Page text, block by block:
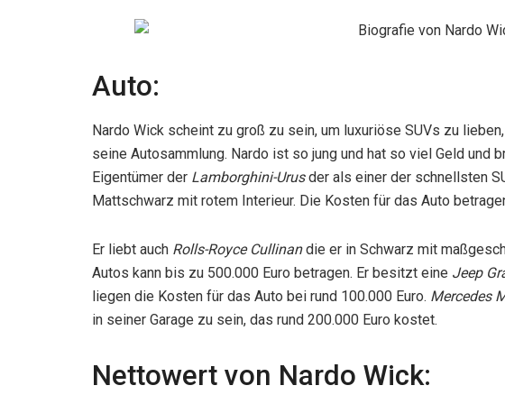
Auto:
Nardo Wick scheint zu groß zu sein, um luxuriöse SUVs zu
seine Autosammlung. Nardo ist so jung und hat so viel Geld und
Eigentümer der Lamborghini-Urusder als einer der schnellsten
Mattschwarz mit rotem Interieur. Die Kosten für das Auto
Er liebt auch Rolls-Royce Cullinandie er in Schwarz mit
Autos kann bis zu 500.000 Euro betragen. Er besitzt eine Jeep
liegen die Kosten für das Auto bei rund 100.000 Euro. Mercedes
in seiner Garage zu sein, das rund 200.000 Euro kostet.
Nettowert von Nardo Wick: